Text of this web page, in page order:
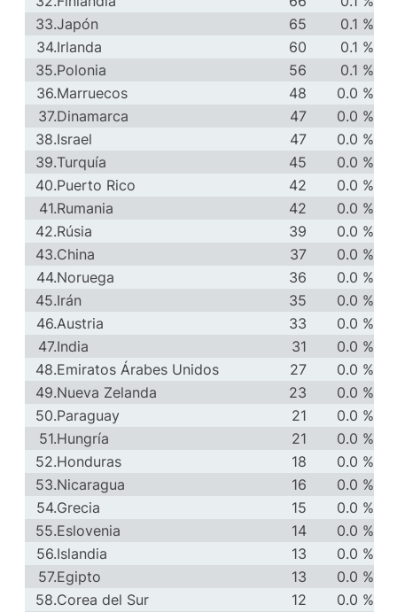
33.Japón 65
0.1 %
34.Irlanda 60
0.1 %
35.Polonia 56
0.1 %
36.Marruecos 48
0.0 %
37.Dinamarca 47
0.0 %
38.Israel 47
0.0 %
39.Turquía 45
0.0 %
40.Puerto Rico 42
0.0 %
41.Rumania 42
0.0 %
42.Rúsia 39
0.0 %
43.China 37
0.0 %
44.Noruega 36
0.0 %
45.Irán 35
0.0 %
46.Austria 33
0.0 %
47.India 31
0.0 %
48.Emiratos Árabes Unidos 27
0.0 %
49.Nueva Zelanda 23
0.0 %
50.Paraguay 21
0.0 %
51.Hungría 21
0.0 %
52.Honduras 18
0.0 %
53.Nicaragua 16
0.0 %
54.Grecia 15
0.0 %
55.Eslovenia 14
0.0 %
56.Islandia 13
0.0 %
57.Egipto 13
0.0 %
58.Corea del Sur 12
0.0 %